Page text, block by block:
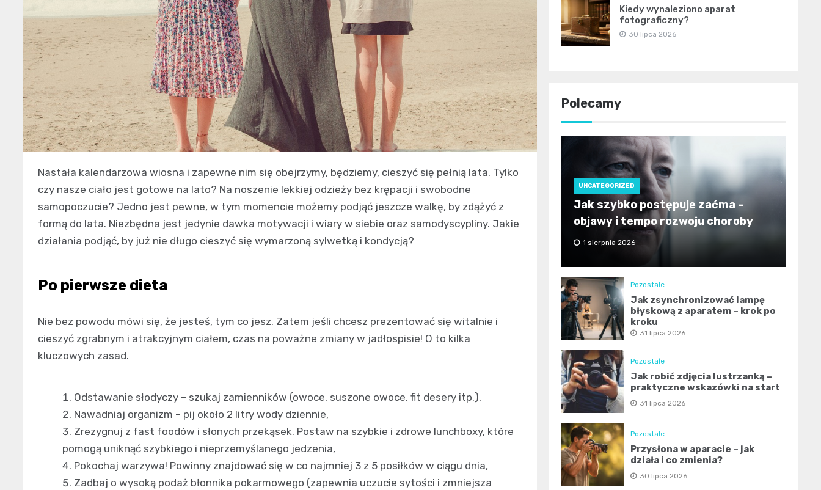
Nastała kalendarzowa wiosna i zapewne nim się obejrzymy, będziemy, cieszyć się pełnią lata. Tylko
czy nasze ciało jest gotowe na lato? Na noszenie lekkiej odzieży bez krępacji i swobodne
samopoczucie? Jedno jest pewne, w tym momencie możemy podjąć jeszcze walkę, by zdążyć z
formą do lata. Niezbędna jest jedynie dawka motywacji i wiary w siebie oraz samodyscypliny. Jakie
działania podjąć, by już nie długo cieszyć się wymarzoną sylwetką i kondycją?
Po pierwsze dieta
Nie bez powodu mówi się, że jesteś, tym co jesz. Zatem jeśli chcesz prezentować się witalnie i
cieszyć zgrabnym i atrakcyjnym ciałem, czas na poważne zmiany w jadłospisie! O to kilka
kluczowych zasad.
Odstawanie słodyczy – szukaj zamienników (owoce, suszone owoce, fit desery itp.),
Nawadniaj organizm – pij około 2 litry wody dziennie,
Zrezygnuj z fast foodów i słonych przekąsek. Postaw na szybkie i zdrowe lunchboxy, które
pomogą uniknąć szybkiego i nieprzemyślanego jedzenia,
Pokochaj warzywa! Powinny znajdować się w co najmniej 3 z 5 posiłków w ciągu dnia,
Zadbaj o wysoką podaż błonnika pokarmowego (zapewnia uczucie sytości i zmniejsza
Kiedy wynaleziono aparat
fotograficzny?
30 lipca 2026
Polecamy
UNCATEGORIZED
Jak szybko postępuje zaćma –
objawy i tempo rozwoju choroby
1 sierpnia 2026
Pozostałe
Jak zsynchronizować lampę
błyskową z aparatem – krok po
kroku
31 lipca 2026
Pozostałe
Jak robić zdjęcia lustrzanką –
praktyczne wskazówki na start
31 lipca 2026
Pozostałe
Przysłona w aparacie – jak
działa i co zmienia?
30 lipca 2026